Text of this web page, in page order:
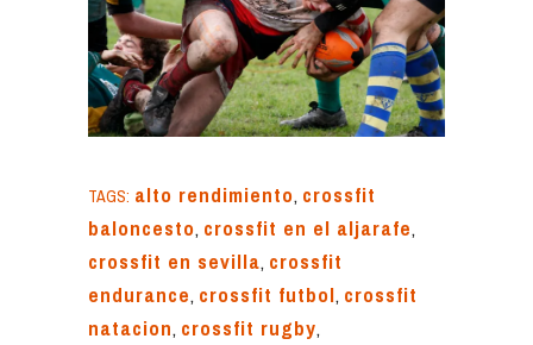
TAGS: alto rendimiento, crossfit
baloncesto, crossfit en el aljarafe,
crossfit en sevilla, crossfit
endurance, crossfit futbol, crossfit
natacion, crossfit rugby,